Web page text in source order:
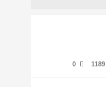
1189
0